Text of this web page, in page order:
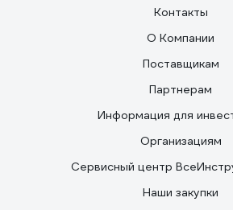
Контакты
О Компании
Поставщикам
Партнерам
Информация для
Организациям
Сервисный центр
Наши закупки